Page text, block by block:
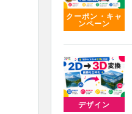
クーポン・キャ
ンペーン
デザイン